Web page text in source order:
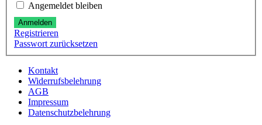
Angemeldet bleiben
Anmelden
Registrieren
Passwort zurücksetzen
Kontakt
Widerrufsbelehrung
AGB
Impressum
Datenschutzbelehrung